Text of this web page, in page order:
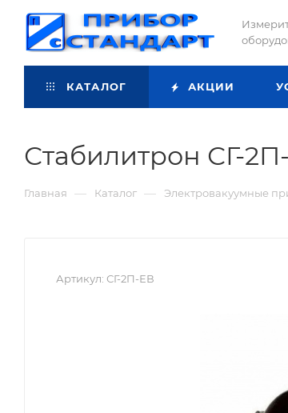
КАТАЛОГ АКЦИИ
Стабилитрон СГ-
Главная — Каталог — Электровакуумные
Артикул: СГ-2П-ЕВ